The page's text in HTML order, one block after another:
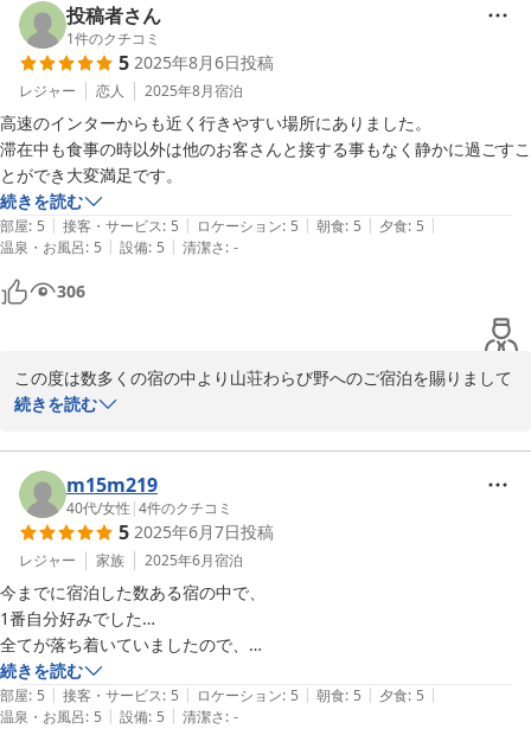
ィに至るまで多くのお褒めの言葉をいただき重ねてお礼申し上げま
す。
寒い時期の床暖房は多くのお客様からお喜びの声をいただいており
まして、ごゆっくりとおくつろぎいただけた様で何よりでございま
す。
またお会いできます日をお待ちしておりますので、湯布院にいらし
た際はお立ち寄りくださいませ。
それではスタッフ一同またのお越しを心よりお待ち申し上げており
ます。
2026-02-22
投稿者さん
1件のクチコミ
5 2025年8月6日投稿
レジャー 恋人 2025年8月宿泊
高速のインターからも近く行きやすい場所にありました。
滞在中も食事の時以外は他のお客さんと接する事もなく静かに過ごすこ
とができ大変満足です。
続きを読む
部屋: 5 | 接客・サービス: 5 | ロケーション: 5 | 朝食: 5 | 夕食: 5 |
温泉・お風呂: 5 | 設備: 5 | 清潔さ: -
306
この度は数多くの宿の中より山荘わらび野へのご宿泊を賜りまして
誠にありがとうございます。
満点の評価を頂戴しましたうえに、
「静かに過ごすことができ大変満足です」とのお声まで届けてくだ
さりまして心より御礼申し上げます。
明るい笑顔が素敵なお二人様にまたお会いできます日を心よりお待
ち申し上げます。
お忙しい中クチコミのご投稿誠に有難うございました。
スタッフ一同またのお越しを心よりお待ち申し上げております。
2025-08-07
続きを読む
m15m219
40代/女性 |4件のクチコミ
5 2025年6月7日投稿
レジャー 家族 2025年6月宿泊
今までに宿泊した数ある宿の中で、
1番自分好みでした…
全てが落ち着いていましたので、
気分も疲れもスッキリ…
また由布院へ行く事があったら迷わず、わらび野さんにお世話になりた
いですﾟ+｡・.ﾟ
続きを読む
部屋: 5 | 接客・サービス: 5 | ロケーション: 5 | 朝食: 5 | 夕食: 5 |
温泉・お風呂: 5 | 設備: 5 | 清潔さ: -